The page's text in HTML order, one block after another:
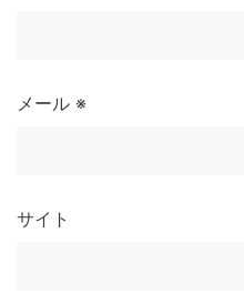
メール ※
サイト